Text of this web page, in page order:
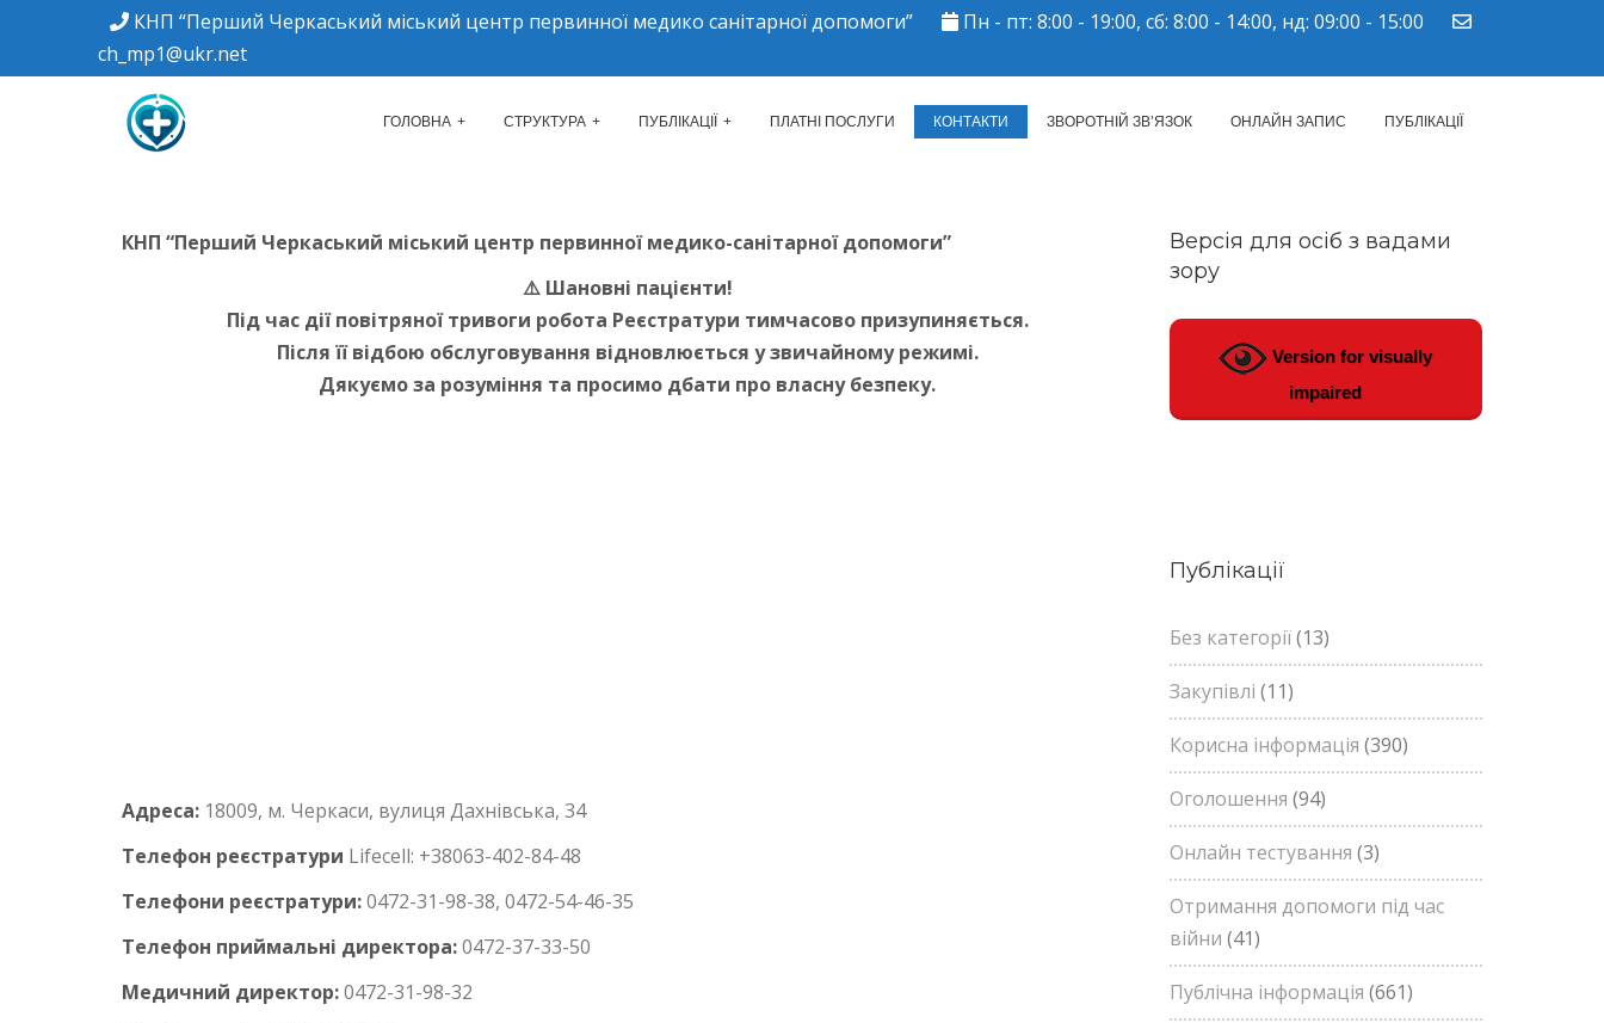
КНП “Перший Черкаський міський центр первинної медико санітарної допомоги”
Пн - пт: 8:00 - 19:00, сб: 8:00 - 14:00, нд: 09:00 - 15:00
ch_mp1@ukr.net
КНП "ПЕРШИЙ ЧЕРКАСЬКИЙ МІСЬКИЙ ЦЕНТР ПМСД"
ГОЛОВНА СТРУКТУРА ПУБЛІКАЦІЇ ПЛАТНІ ПОСЛУГИ КОНТАКТИ ЗВОРОТНІЙ ЗВ’ЯЗОК ОНЛАЙН ЗАПИС ПУБЛІКАЦІЇ
КНП “Перший Черкаський міський центр первинної медико-санітарної допомоги”
⚠️ Шановні пацієнти!
Під час дії повітряної тривоги робота Реєстратури тимчасово призупиняється.
Після її відбою обслуговування відновлюється у звичайному режимі.
Дякуємо за розуміння та просимо дбати про власну безпеку.
Адреса: 18009, м. Черкаси, вулиця Дахнівська, 34
Телефон реєстратури Lifecell: +38063-402-84-48
Телефони реєстратури:0472-31-98-38, 0472-54-46-35
Телефон приймальні директора:0472-37-33-50
Медичний директор:0472-31-98-32
Версія для осіб з вадами
зору
Version for visually
impaired
Публікації
Без категорії(13)
Закупівлі (11)
Корисна інформація (390)
Оголошення (94)
Онлайн тестування (3)
Отримання допомоги під час
війни (41)
Публічна інформація (661)